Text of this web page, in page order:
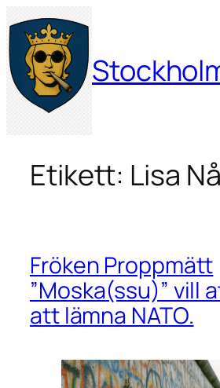
Hoppa
till
innehåll
Etikett: Lisa
Fröken Proppmätt
”Moska(ssu)” vill
att lämna NATO.